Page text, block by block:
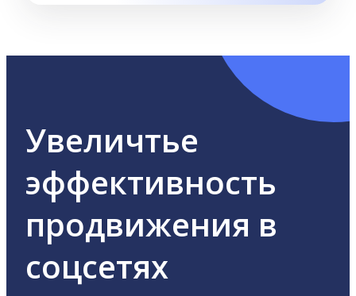
Увеличтье
эффективность
продвижения в
соцсетях